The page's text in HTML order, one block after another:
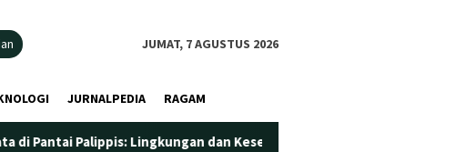
JUMAT, 7 AGUSTUS 2026
JURNALPEDIA RAGAM
Lingkungan dan Kesehatan Jadi Prioritas